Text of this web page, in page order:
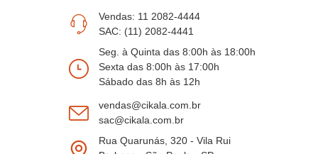
Vendas: 11 2082-4444
SAC: (11) 2082-4441
Seg. à Quinta das 8:00h às 18:00h
Sexta das 8:00h às 17:00h
Sábado das 8h às 12h
vendas@cikala.com.br
sac@cikala.com.br
Rua Quarunás, 320 - Vila Rui